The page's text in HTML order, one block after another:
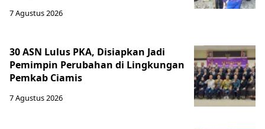
7 Agustus 2026
30 ASN Lulus PKA, Disiapkan Jadi
Pemimpin Perubahan di Lingkungan
Pemkab Ciamis
7 Agustus 2026